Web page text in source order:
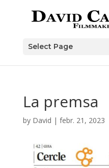
Select Page
La premsa
by David | febr. 21, 2023